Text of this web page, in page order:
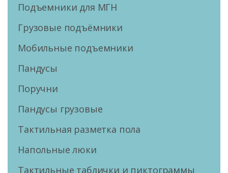
Подъемники для МГН
Грузовые подъёмники
Мобильные подъемники
Пандусы
Поручни
Пандусы грузовые
Тактильная разметка пола
Напольные люки
Тактильные таблички и пиктограммы